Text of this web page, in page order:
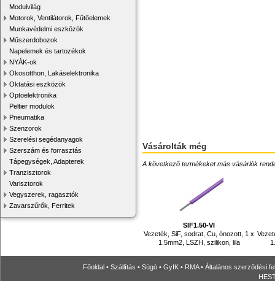
Modulvilág
Motorok, Ventilátorok, Fűtőelemek
Munkavédelmi eszközök
Műszerdobozok
Napelemek és tartozékok
NYÁK-ok
Okosotthon, Lakáselektronika
Oktatási eszközök
Optoelektronika
Peltier modulok
Pneumatika
Szenzorok
Szerelési segédanyagok
Szerszám és forrasztás
Tápegységek, Adapterek
Tranzisztorok
Varisztorok
Vegyszerek, ragasztók
Zavarszűrők, Ferritek
Vásárolták még
A következő termékeket más vásárlók
SIF1.50-VI
Vezeték, SiF, sodrat, Cu, ónozott, 1 x
1.5mm2, LSZH, szilikon, lila
Főoldal • Szállítás • Súgó • GyIK • RMA• Általános szerződési